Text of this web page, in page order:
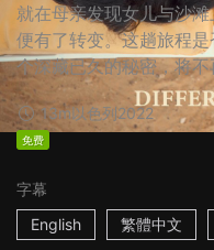
就在母亲发现女儿与沙
便有了转变。这趟旅程
个深藏已久的秘密，将
13m以色列2022
免费
字幕
English
繁體中文